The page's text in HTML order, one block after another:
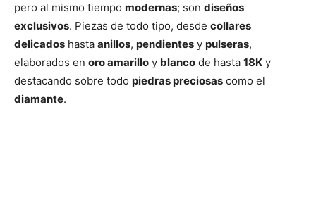
pero al mismo tiempo modernas; son diseños
exclusivos. Piezas de todo tipo, desde collares
delicados hasta anillos, pendientes y pulseras,
elaborados en oro amarillo y blanco de hasta 18K y
destacando sobre todo piedras preciosas como el
diamante.